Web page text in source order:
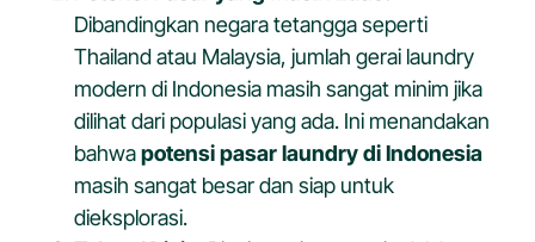
Dibandingkan negara tetangga seperti
Thailand atau Malaysia, jumlah gerai laundry
modern di Indonesia masih sangat minim jika
dilihat dari populasi yang ada. Ini menandakan
bahwapotensi pasar laundry di Indonesia
masih sangat besar dan siap untuk
dieksplorasi.